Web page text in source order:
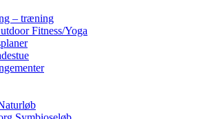
– træning
Fitness/Yoga